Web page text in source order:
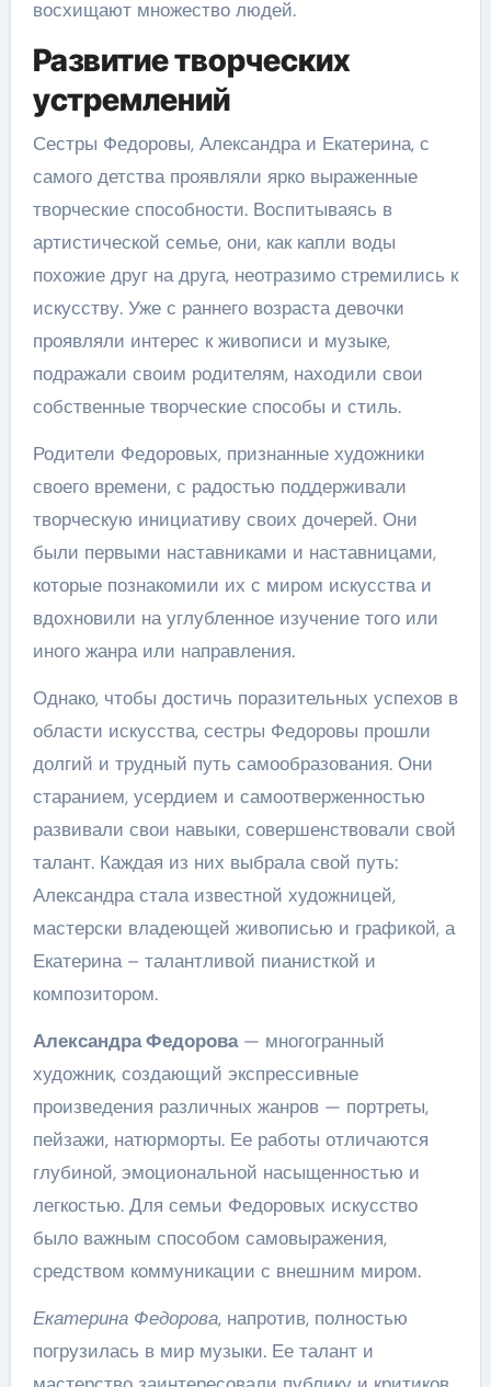
восхищают множество людей.
Развитие творческих
устремлений
Сестры Федоровы, Александра и Екатерина, с
самого детства проявляли ярко выраженные
творческие способности. Воспитываясь в
артистической семье, они, как капли воды
похожие друг на друга, неотразимо стремились к
искусству. Уже с раннего возраста девочки
проявляли интерес к живописи и музыке,
подражали своим родителям, находили свои
собственные творческие способы и стиль.
Родители Федоровых, признанные художники
своего времени, с радостью поддерживали
творческую инициативу своих дочерей. Они
были первыми наставниками и наставницами,
которые познакомили их с миром искусства и
вдохновили на углубленное изучение того или
иного жанра или направления.
Однако, чтобы достичь поразительных успехов в
области искусства, сестры Федоровы прошли
долгий и трудный путь самообразования. Они
старанием, усердием и самоотверженностью
развивали свои навыки, совершенствовали свой
талант. Каждая из них выбрала свой путь:
Александра стала известной художницей,
мастерски владеющей живописью и графикой, а
Екатерина – талантливой пианисткой и
композитором.
Александра Федорова— многогранный
художник, создающий экспрессивные
произведения различных жанров — портреты,
пейзажи, натюрморты. Ее работы отличаются
глубиной, эмоциональной насыщенностью и
легкостью. Для семьи Федоровых искусство
было важным способом самовыражения,
средством коммуникации с внешним миром.
Екатерина Федорова, напротив, полностью
погрузилась в мир музыки. Ее талант и